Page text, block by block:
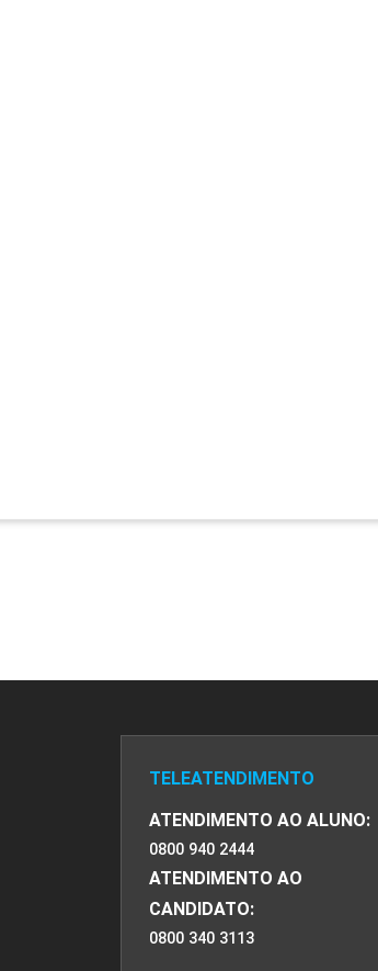
TELEATENDIMENTO
ATENDIMENTO AO ALUNO:
0800 940 2444
ATENDIMENTO AO
CANDIDATO:
0800 340 3113